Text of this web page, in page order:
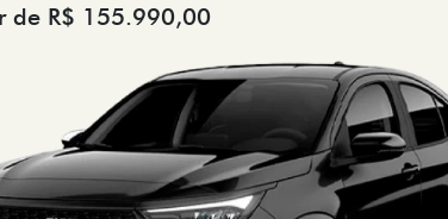
de R$ 155.990,00